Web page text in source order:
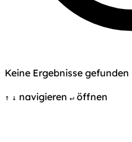
Keine Ergebnisse gefunden
↑ ↓ navigieren ↵ öffnen